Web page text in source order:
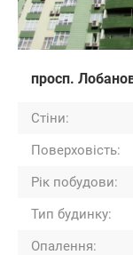
просп.
Стіни:
Поверховість:
Рік побудови:
Тип будинку:
Опалення: